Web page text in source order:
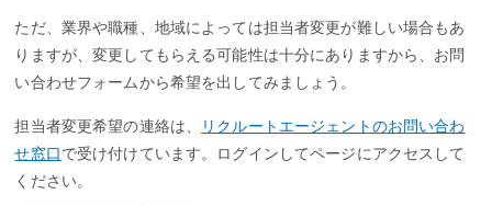
ただ、業界や職種、地域によっては担当者変更が難しい場合もあ
りますが、変更してもらえる可能性は十分にありますから、お問
い合わせフォームから希望を出してみましょう。
担当者変更希望の連絡は、
リクルートエージェントのお問い合わ
せ窓口で受け付けています。ログインしてページにアクセスして
ください。